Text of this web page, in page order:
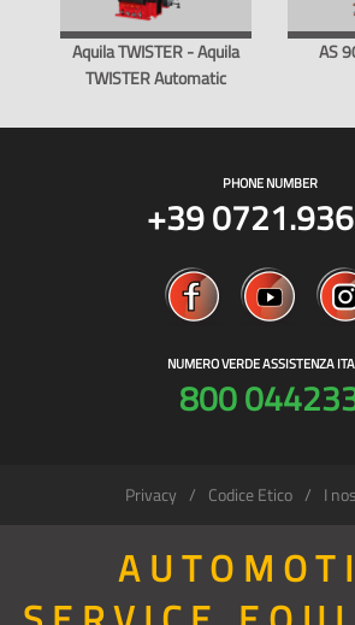
Aquila TWISTER - Aquila
TWISTER Automatic
AS
PHONE NUMBER
+39
NUMERO VERDE ASSISTENZA
800
Privacy Codice Etico I